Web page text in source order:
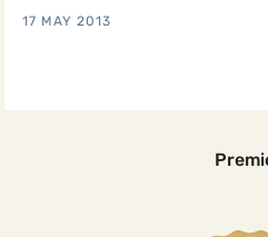
17 MAY 2013